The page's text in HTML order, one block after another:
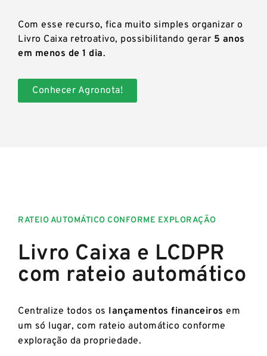
Com esse recurso, fica muito simples organizar o
Livro Caixa retroativo, possibilitando gerar 5 anos
em menos de 1 dia.
Conhecer Agronota!
RATEIO AUTOMÁTICO CONFORME EXPLORAÇÃO
Livro Caixa e LCDPR
com rateio automático
Centralize todos os lançamentos financeiros em
um só lugar, com rateio automático conforme
exploração da propriedade.